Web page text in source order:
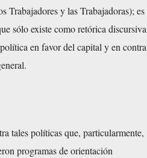
Trabajadores y las Trabajadoras); es
sólo existe como retórica discursiva
en favor del capital y en contra
tales políticas que, particularmente,
programas de orientación